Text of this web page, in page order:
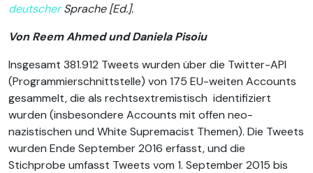
deutscherSprache [Ed.].
Von Reem Ahmed und Daniela Pisoiu
Insgesamt 381.912 Tweets wurden über die Twitter-API
(Programmierschnittstelle) von 175 EU-weiten Accounts
gesammelt, die als rechtsextremistisch identifiziert
wurden (insbesondere Accounts mit offen neo-
nazistischen und White Supremacist Themen). Die Tweets
wurden Ende September 2016 erfasst, und die
Stichprobe umfasst Tweets vom 1. September 2015 bis